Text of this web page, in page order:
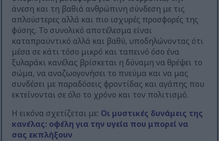
άνεση και τη βαθιά ανθρώπινη σύνδεση με τις
απλούστερες αλλά και πιο ισχυρές προσφορές της
φύσης. Το συνολικό αποτέλεσμα είναι
καταπραϋντικό αλλά και βαθύ, υποδηλώνοντας ότι
μέσα σε κάτι τόσο μικρό και ταπεινό όσο ένα
ξυλαράκι κανέλας βρίσκεται η δύναμη να θρέψει το
σώμα, να αναζωογονήσει το πνεύμα και να μας
συνδέσει με παραδόσεις φροντίδας και αγάπης που
εκτείνονται σε όλο το χρόνο και τον πολιτισμό.
Η εικόνα σχετίζεται με: Οι μυστικές δυνάμεις της
κανέλας: οφέλη για την υγεία που μπορεί να
σας εκπλήξουν